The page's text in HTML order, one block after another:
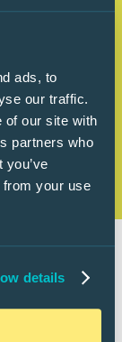
ads, to
our traffic.
of our site with
partners who
from your use
details